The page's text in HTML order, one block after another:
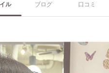
ル ブログ 口コミ